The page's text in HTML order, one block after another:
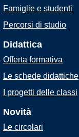
Famiglie e studenti
Percorsi di studio
Didattica
Offerta formativa
Le schede didattiche
I progetti delle classi
Novità
Le circolari